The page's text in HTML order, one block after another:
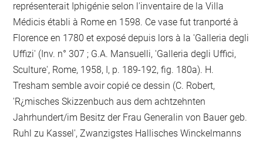
représenterait Iphigénie selon l'inventaire de la Villa
Médicis établi à Rome en 1598. Ce vase fut tranporté à
Florence en 1780 et exposé depuis lors à la 'Galleria degli
Uffizi' (Inv. n° 307 ; G.A. Mansuelli, 'Galleria degli Uffici,
Sculture', Rome, 1958, I, p. 189-192, fig. 180a). H.
Tresham semble avoir copié ce dessin (C. Robert,
'R¿misches Skizzenbuch aus dem achtzehnten
Jahrhundert/im Besitz der Frau Generalin von Bauer geb.
Ruhl zu Kassel', Zwanzigstes Hallisches Winckelmanns